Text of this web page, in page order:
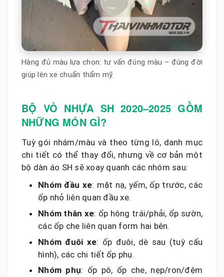
Hàng đủ màu lựa chọn: tư vấn đúng màu – đúng đời
giúp lên xe chuẩn thẩm mỹ.
BỘ VỎ NHỰA SH 2020–2025 GỒM
NHỮNG MÓN GÌ?
Tuỳ gói nhám/màu và theo từng lô, danh mục
chi tiết có thể thay đổi, nhưng về cơ bản một
bộ dàn áo SH sẽ xoay quanh các nhóm sau:
Nhóm đầu xe: mặt nạ, yếm, ốp trước, các
ốp nhỏ liên quan đầu xe.
Nhóm thân xe: ốp hông trái/phải, ốp sườn,
các ốp che liên quan form hai bên.
Nhóm đuôi xe: ốp đuôi, dè sau (tuỳ cấu
hình), các chi tiết ốp phụ.
Nhóm phụ: ốp pô, ốp che, nẹp/ron/đệm